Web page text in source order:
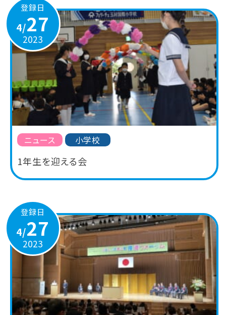
登録日
4/27
2023
ニュース 小学校
1年生を迎える会
登録日
4/27
2023